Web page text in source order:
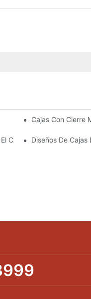
Para Un Embalaje
Cajas Con Cierre
Cuidado De La Piel
Diseños De